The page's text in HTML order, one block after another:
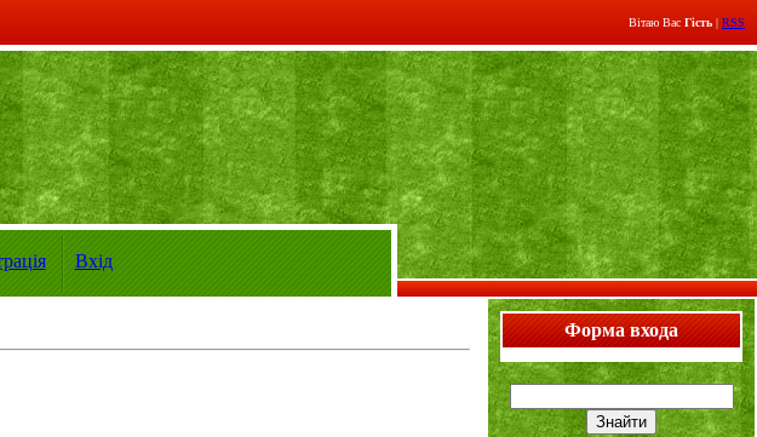
Вітаю Вас Гість | RSS
Вхід
Форма входа